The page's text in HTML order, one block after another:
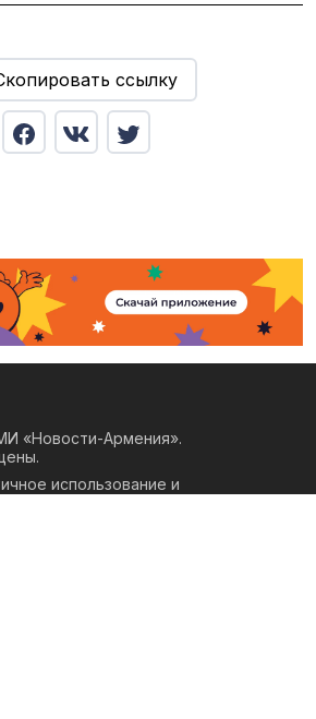
ссылку
«Новости-Армения».
использование и